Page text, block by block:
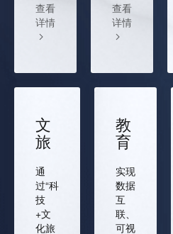
查看
详情
查看
详情
文
旅
通
过“科
技
+文
化旅
教
育
实现
数据
互
联、
可视